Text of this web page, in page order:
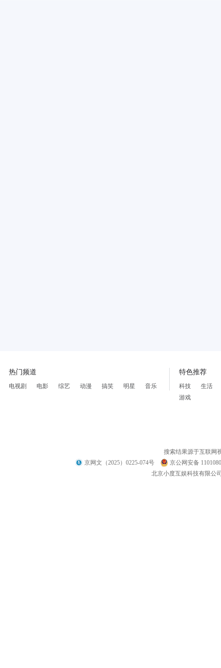
热门频道
电视剧 电影 综艺 动漫 搞笑 明星 音乐
特色推荐
科技
生活
游戏
搜索结果源于互联网
京网文（2025）0225-074号
京公网安备
北京小度互娱科技有限公